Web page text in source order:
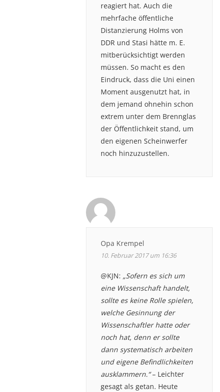
reagiert hat. Auch die
mehrfache öffentliche
Distanzierung Holms von
DDR und Stasi hätte m. E.
mitberücksichtigt werden
müssen. So macht es den
Eindruck, dass die Uni einen
Moment ausgenutzt hat, in
dem jemand ohnehin schon
extrem unter dem Brennglas
der Öffentlichkeit stand, um
den eigenen Scheinwerfer
noch hinzuzustellen.
Opa Krempel
10. Februar 2017 um 16:36
@KJN: „Sofern es sich um
eine Wissenschaft handelt,
sollte es keine Rolle spielen,
welche Gesinnung der
Wissenschaftler hatte oder
noch hat, denn er sollte
dann systematisch arbeiten
und eigene Befindlichkeiten
ausklammern.“– Leichter
gesagt als getan. Heute